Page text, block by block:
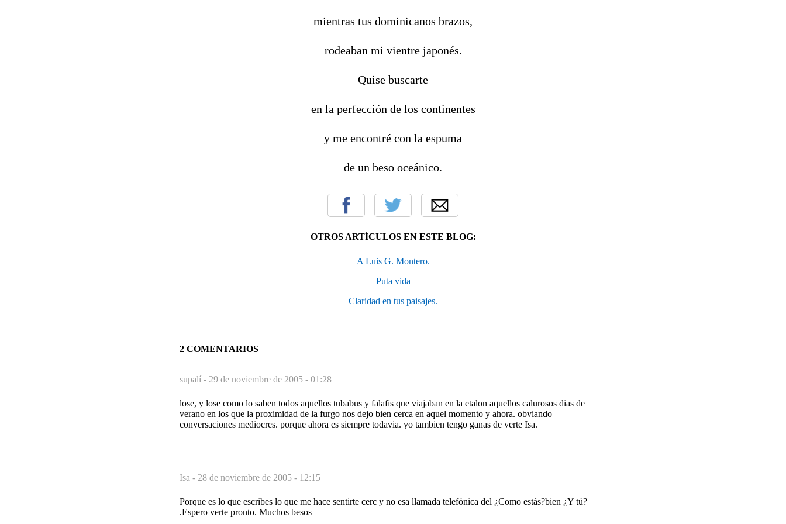
mientras tus dominicanos brazos,
rodeaban mi vientre japonés.
Quise buscarte
en la perfección de los continentes
y me encontré con la espuma
de un beso oceánico.
OTROS ARTÍCULOS EN ESTE BLOG:
A Luis G. Montero.
Puta vida
Claridad en tus paisajes.
2 COMENTARIOS
supalí - 29 de noviembre de 2005 - 01:28
lose, y lose como lo saben todos aquellos tubabus y falafis que viajaban en la etalon aquellos calurosos dias de
verano en los que la proximidad de la furgo nos dejo bien cerca en aquel momento y ahora. obviando
conversaciones mediocres. porque ahora es siempre todavia. yo tambien tengo ganas de verte Isa.
Isa - 28 de noviembre de 2005 - 12:15
Porque es lo que escribes lo que me hace sentirte cerc y no esa llamada telefónica del ¿Como estás?bien ¿Y tú?
.Espero verte pronto. Muchos besos